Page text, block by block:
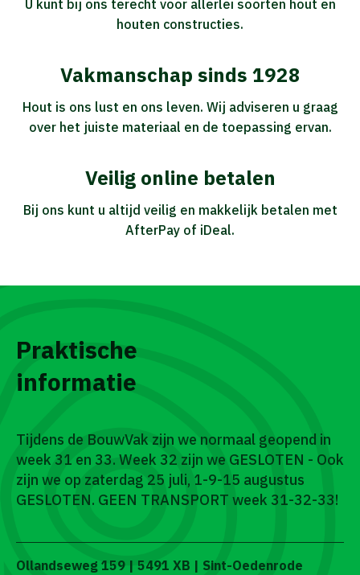
U kunt bij ons terecht voor allerlei soorten hout en
houten constructies.
Vakmanschap sinds 1928
Hout is ons lust en ons leven. Wij adviseren u graag
over het juiste materiaal en de toepassing ervan.
Veilig online betalen
Bij ons kunt u altijd veilig en makkelijk betalen met
AfterPay of iDeal.
Praktische
informatie
Tijdens de BouwVak zijn we normaal geopend in
week 31 en 33. Week 32 zijn we GESLOTEN - Ook
zijn we op zaterdag 25 juli, 1-9-15 augustus
GESLOTEN. GEEN TRANSPORT week 31-32-33!
Ollandseweg 159 | 5491 XB | Sint-Oedenrode